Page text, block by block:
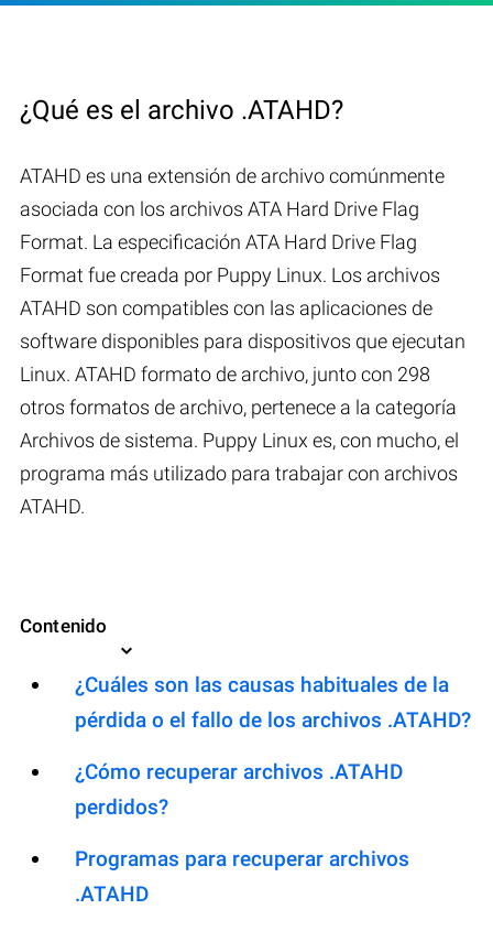
¿Qué es el archivo .ATAHD?
ATAHD es una extensión de archivo comúnmente
asociada con los archivos ATA Hard Drive Flag
Format. La especificación ATA Hard Drive Flag
Format fue creada por Puppy Linux. Los archivos
ATAHD son compatibles con las aplicaciones de
software disponibles para dispositivos que ejecutan
Linux. ATAHD formato de archivo, junto con 298
otros formatos de archivo, pertenece a la categoría
Archivos de sistema. Puppy Linux es, con mucho, el
programa más utilizado para trabajar con archivos
ATAHD.
Contenido
¿Cuáles son las causas habituales de la
pérdida o el fallo de los archivos .ATAHD?
¿Cómo recuperar archivos .ATAHD
perdidos?
Programas para recuperar archivos
.ATAHD